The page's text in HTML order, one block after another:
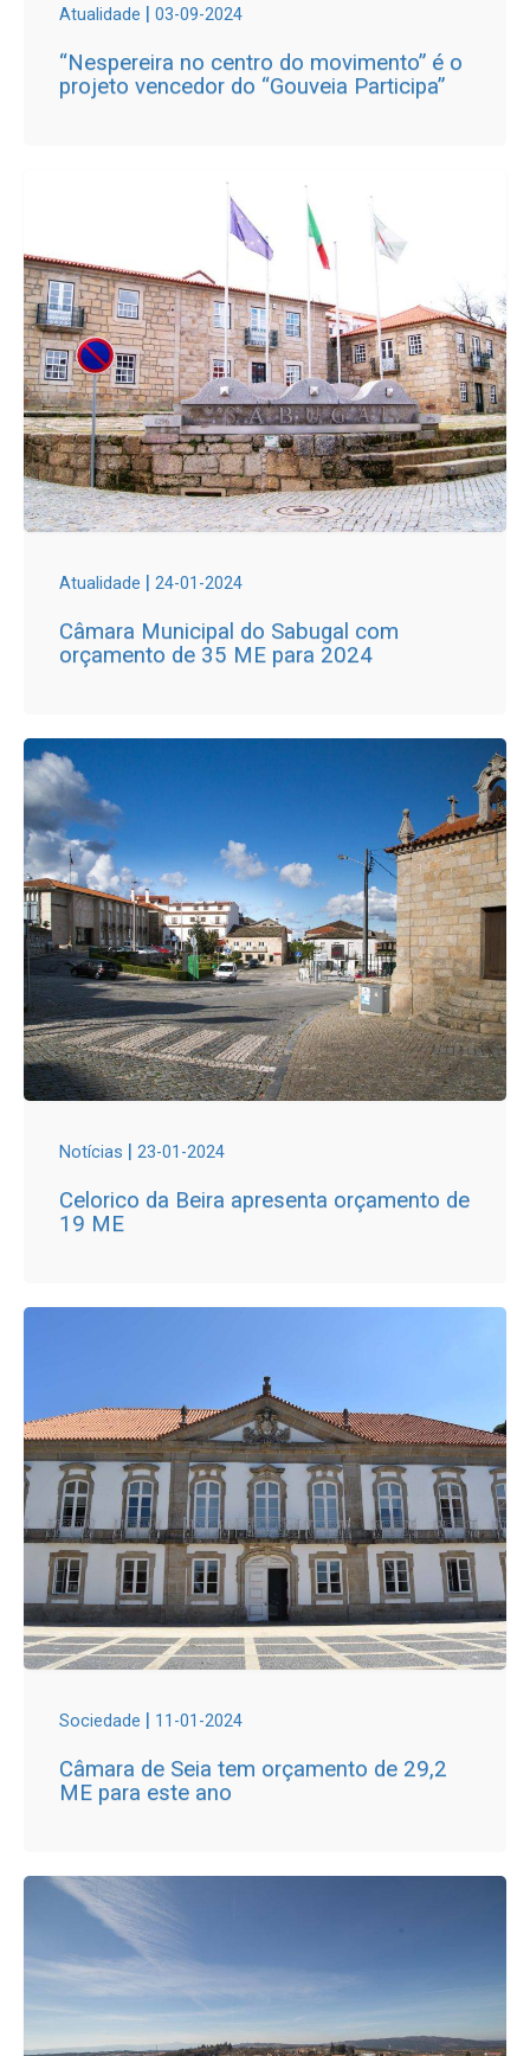
Atualidade | 03-09-2024
“Nespereira no centro do movimento” é o
projeto vencedor do “Gouveia Participa”
Atualidade | 24-01-2024
Câmara Municipal do Sabugal com
orçamento de 35 ME para 2024
Notícias | 23-01-2024
Celorico da Beira apresenta orçamento de
19 ME
Sociedade | 11-01-2024
Câmara de Seia tem orçamento de 29,2
ME para este ano